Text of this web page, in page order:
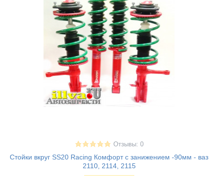
Отзывы: 0
Стойки вкруг SS20 Racing Комфорт с занижением -90мм - ваз
2110, 2114, 2115